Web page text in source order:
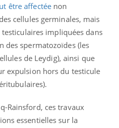
être affectéenon
cellules germinales, mais
testiculaires impliquées dans
des spermatozoïdes (les
de Leydig), ainsi que
expulsion hors du testicule
Rainsford, ces travaux
essentielles sur la